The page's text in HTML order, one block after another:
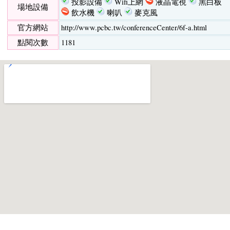
場地設備
飲水機
喇叭
麥克風
官方網站
http://www.pcbc.tw/conferenceCenter/6f-a.html
點閱次數
1181